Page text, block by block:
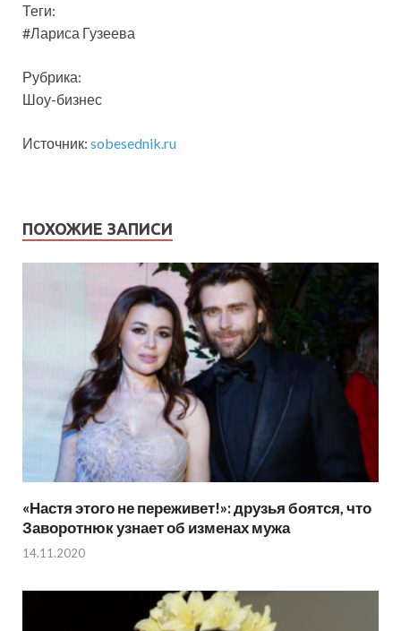
Теги:
#Лариса Гузеева
Рубрика:
Шоу-бизнес
Источник: sobesednik.ru
ПОХОЖИЕ ЗАПИСИ
«Настя этого не переживет!»: друзья боятся, что
Заворотнюк узнает об изменах мужа
14.11.2020